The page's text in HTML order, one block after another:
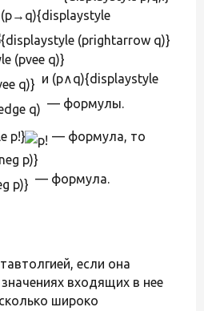
(pvee q)}
и (p∧q){displaystyle
— формулы.
p!}
— формула, то
p)}
— формула.
если она
входящих в нее
широко